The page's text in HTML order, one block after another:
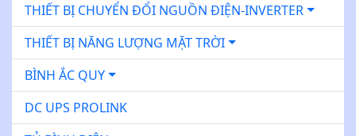
THIẾT BỊ CHUYỂN ĐỔI NGUỒN ĐIỆN-INVERTER
THIẾT BỊ NĂNG LƯỢNG MẶT TRỜI
BÌNH ẮC QUY
DC UPS PROLINK